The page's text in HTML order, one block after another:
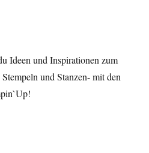
Ideen und Inspirationen zum
und Stanzen- mit den